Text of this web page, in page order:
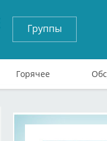
Группы
Горячее